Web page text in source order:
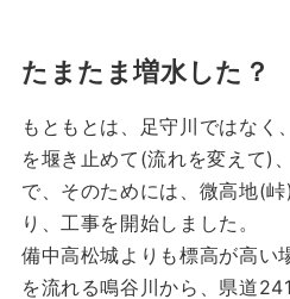
たまたま増水した？
もともとは、足守川ではなく
を堰き止めて(流れを変えて)
で、そのためには、微高地(
り、工事を開始しました。
備中高松城よりも標高が高い
を流れる鳴谷川から、県道